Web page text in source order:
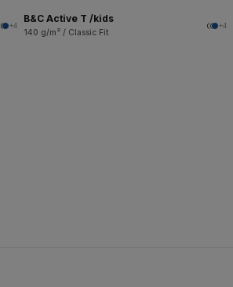
+4
B&C Active T /kids
140 g/m² / Classic Fit
+4